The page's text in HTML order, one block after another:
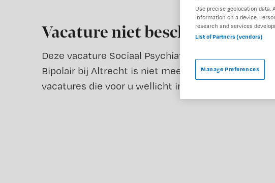
Vacature niet beschikbaar
Deze vacature Sociaal Psychiatrisch
Bipolair bij Altrecht is niet meer actueel. Hieronder
vacatures die voor u wellicht interessant zijn.
Use precise geolocation
information on a device.
research and services
List of Partners (vendors)
Manage Preferences